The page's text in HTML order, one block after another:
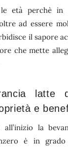
età perchè in
ad essere
il sapore
che mette
latte
e
all’inizio la
è in